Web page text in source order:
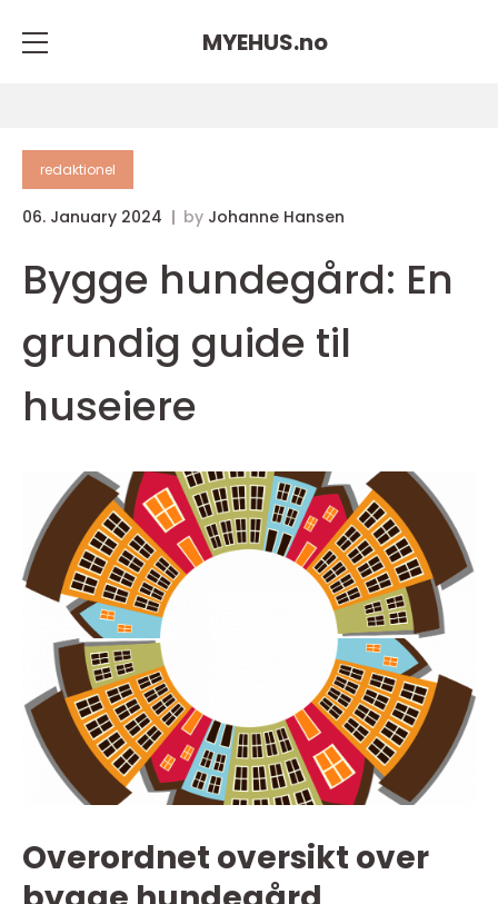
MYEHUS.no
redaktionel
06. January 2024 by Johanne Hansen
Bygge hundegård: En
grundig guide til
huseiere
Overordnet oversikt over